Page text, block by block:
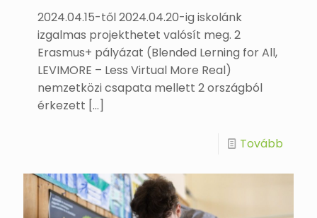
2024.04.15-től 2024.04.20-ig iskolánk
izgalmas projekthetet valósít meg. 2
Erasmus+ pályázat (Blended Lerning for All,
LEVIMORE – Less Virtual More Real)
nemzetközi csapata mellett 2 országból
érkezett […]
Tovább